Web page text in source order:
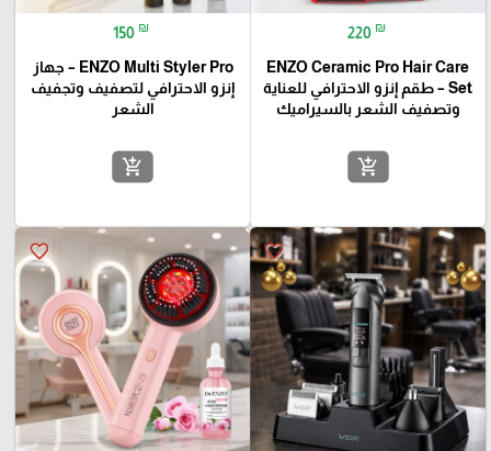
220 ₪
ENZO Ceramic Pro Hair Care
Set – طقم إنزو الاحترافي للعناية
وتصفيف الشعر بالسيراميك
add_shopping_cart
150 ₪
ENZO Multi Styler Pro – جهاز
إنزو الاحترافي لتصفيف وتجفيف
الشعر
add_shopping_cart
favorite_border
favorite_border